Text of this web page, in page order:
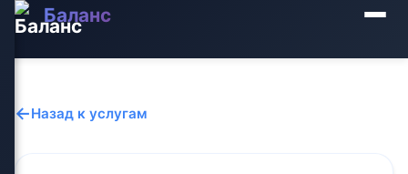
Баланс
←Назад к услугам